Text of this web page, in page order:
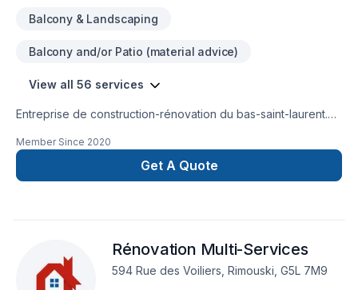
Balcony & Landscaping
Balcony and/or Patio (material advice)
View all 56 services
Entreprise de construction-rénovation du bas-saint-laurent.
(résidentiels et commerciaux) pour maximiser les revenus.
Possibilité de notes de calculs et de plans signés par un
ingénieur.
Member Since 2020
Get A Quote
Rénovation Multi-Services
594 Rue des Voiliers, Rimouski, G5L 7M9